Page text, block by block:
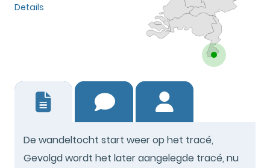
Details
De wandeltocht start weer op het tracé,
Gevolgd wordt het later aangelegde tracé, nu